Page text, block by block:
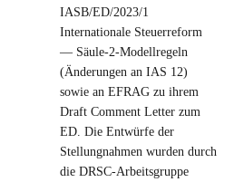
IASB/ED/2023/1
Internationale Steuerreform
— Säule-2-Modellregeln
(Änderungen an IAS 12)
sowie an EFRAG zu ihrem
Draft Comment Letter zum
ED. Die Entwürfe der
Stellungnahmen wurden durch
die DRSC-Arbeitsgruppe